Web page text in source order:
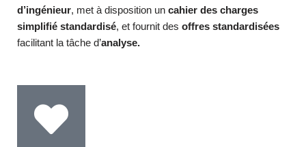
d’ingénieur, met à disposition un cahier des charges
simplifié standardisé, et fournit des offres standardisées
facilitant la tâche d’analyse.